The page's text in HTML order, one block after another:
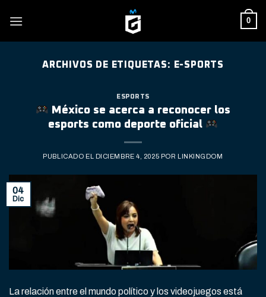
0
ARCHIVOS DE ETIQUETAS: E-SPORTS
ESPORTS
México se acerca a reconocer los
esports como deporte oficial
PUBLICADO EL DICIEMBRE 4, 2025 POR LINKINGDOM
04
Dic
La relación entre el mundo político y los videojuegos está